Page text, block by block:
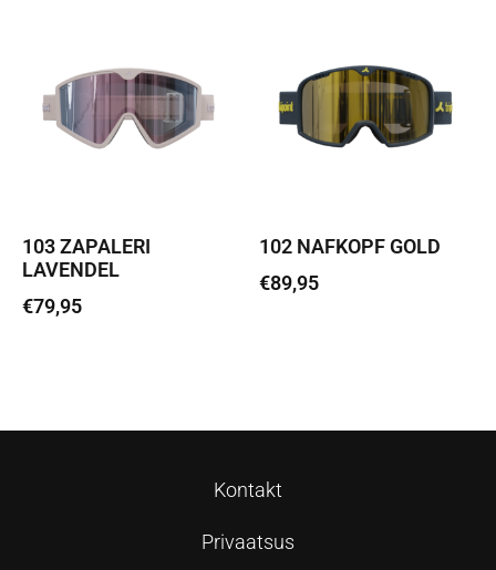
103 ZAPALERI
LAVENDEL
€79,95
102 NAFKOPF GOLD
€89,95
Kontakt
Privaatsus